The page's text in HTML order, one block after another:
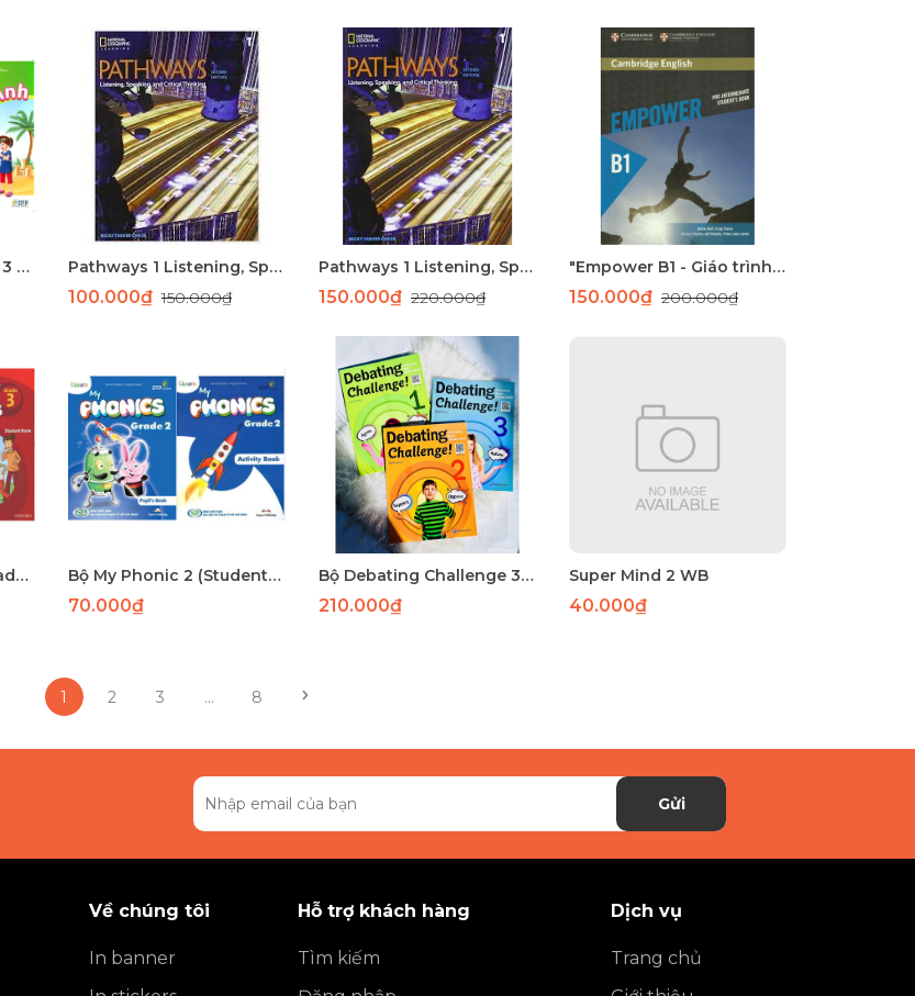
Tiếng anh Smart Start 3 sách học Pathways 1 Listening, Speaking, and Critical Thinking
100.000₫150.000₫
Pathways 1 Listening, Speaking, and Critical Thinking
150.000₫ 220.000₫
"Empower B1 - Giáo trình học tiếng Anh giao tiếp hiệu quả"
150.000₫ 200.000₫
Family and Friends Grade 3 American Special Edition – Sách Học Tiếng Anh Dành Cho Học Sinh Lớp 3 Bộ My Phonic 2 (Studentbook+ Workbook)
70.000₫
Bộ Debating Challenge 3 quyển (Sách nhập khẩu)
210.000₫
Super Mind 2 WB
40.000₫
1 2 3 ... 8
Gửi
Về chúng tôi
In banner
Hỗ trợ khách hàng
Tìm kiếm
Dịch vụ
Trang chủ